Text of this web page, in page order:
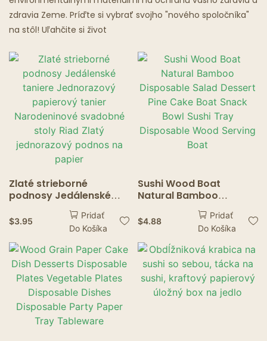
zdravia Zeme. Príďte si vybrať svojho "nového spoločníka"
na stôl! Uľahčite si život
Zlaté strieborné
podnosy Jedálenské
taniere Jednorazový
papierový tanier
Narodeninové
svadobné stoly Riad
Zlatý jednorazový
podnos na papier
$3.95
Pridať
Do Košíka
Sushi Wood Boat
Natural Bamboo
Disposable Salad
Dessert Pine Cake Boat
Snack Bowl Sushi Tray
Disposable Wood
Serving Boat
$4.88
Pridať
Do Košíka